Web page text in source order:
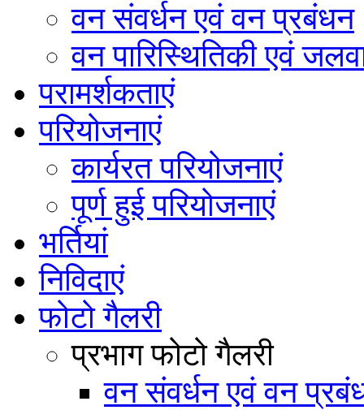
वन संवर्धन एवं वन प्रबंधन
वन पारिस्थितिकी एवं
परामर्शकताएं
परियोजनाएं
कार्यरत परियोजनाएं
पूर्ण हुई परियोजनाएं
भर्तियां
निविदाएं
फोटो गैलरी
प्रभाग फोटो गैलरी
वन संवर्धन एवं वन